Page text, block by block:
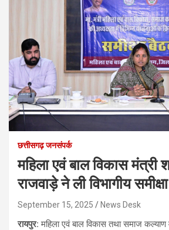
छत्तीसगढ़ जनसंपर्क
महिला एवं बाल विकास मंत्री
राजवाड़े ने ली विभागीय
September 15, 2025 News Desk
रायपुर:महिला एवं बाल विकास तथा समाज कल्याण